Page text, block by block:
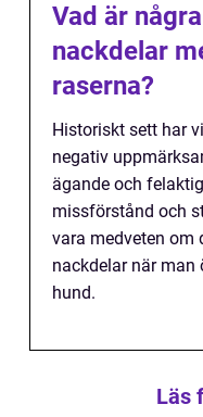
Vad är
nackdelar
raserna?
Historiskt sett har
negativ
ägande och
missförstånd och
vara medveten om
nackdelar när man
hund.
Läs